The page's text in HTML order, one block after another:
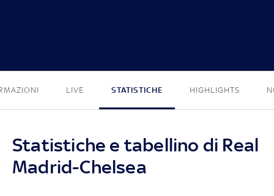
LIVE STATISTICHE HIGHLIGHTS
Statistiche e tabellino di Real
Madrid-Chelsea